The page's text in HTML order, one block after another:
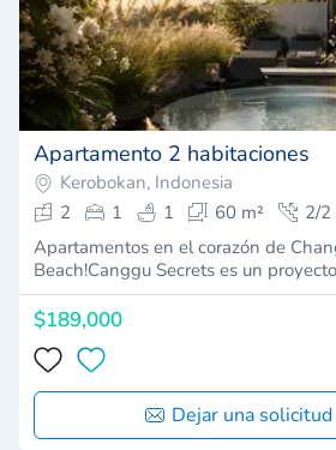
Apartamento 2 habitaciones
Kerobokan, Indonesia
2
1 1 60 m²
2/2
Apartamentos en el corazón de
Beach!Canggu Secrets es un
$189,000
Dejar una solicitud